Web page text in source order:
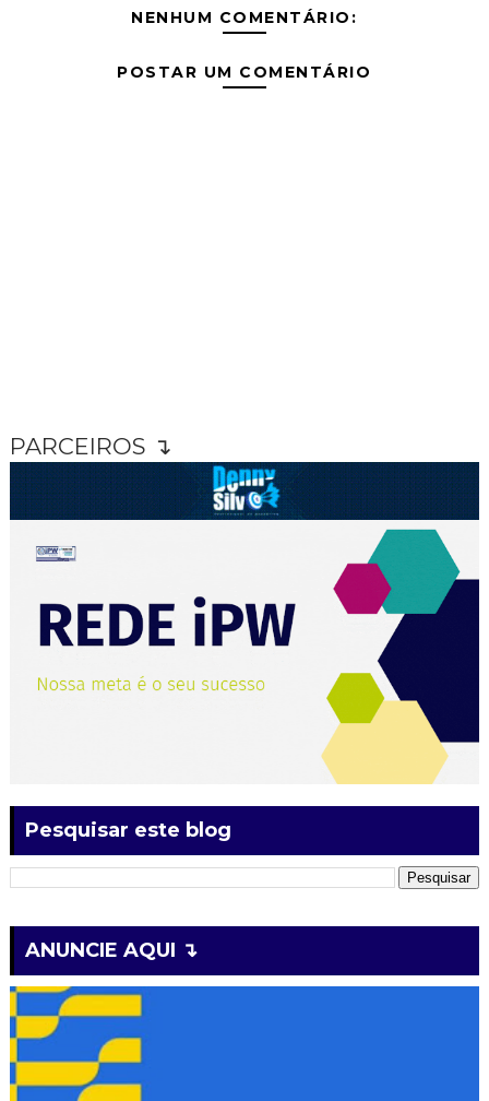
NENHUM COMENTÁRIO:
POSTAR UM COMENTÁRIO
PARCEIROS ↴
Pesquisar este blog
ANUNCIE AQUI ↴